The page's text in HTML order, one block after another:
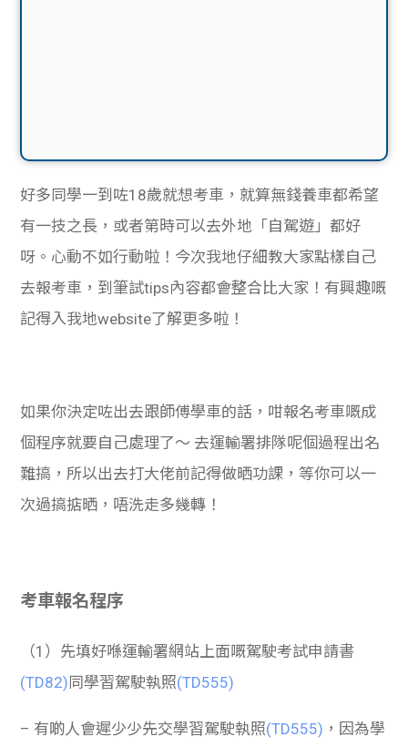
好多同學一到咗18歲就想考車，就算無錢養車都希望
有一技之長，或者第時可以去外地「自駕遊」都好
呀。心動不如行動啦！ 今次我地仔細教大家點樣自己
去報考車，到筆試tips內容都會整合比大家！有興趣嘅
記得入我地website了解更多啦！
如果你決定咗出去跟師傅學車的話，咁報名考車嘅成
個程序就要自己處理了～ 去運輸署排隊呢個過程出名
難搞，所以出去打大佬前記得做晒功課，等你可以一
次過搞掂晒，唔洗走多幾轉！
考車報名程序
（1）先填好喺運輸署網站上面嘅駕駛考試申請書
(TD82)同學習駕駛執照(TD555)
– 有啲人會遲少少先交學習駕駛執照(TD555) ，因為學